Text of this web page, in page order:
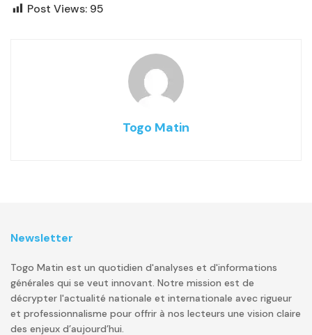
Post Views: 95
Togo Matin
Newsletter
Togo Matin est un quotidien d'analyses et d'informations
générales qui se veut innovant. Notre mission est de
décrypter l'actualité nationale et internationale avec rigueur
et professionnalisme pour offrir à nos lecteurs une vision claire
des enjeux d’aujourd’hui.